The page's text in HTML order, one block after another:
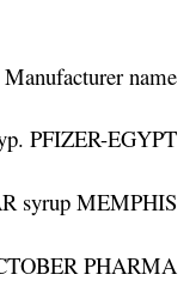
name
PFIZER-EGYPT
syrup MEMPHIS
PHARMA